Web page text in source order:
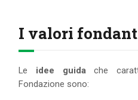
I valori
Le idee guidache
Fondazione sono: